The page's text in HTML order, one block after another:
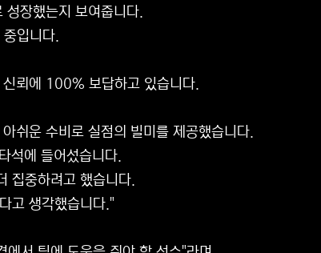
성장했는지 보여줍니다.
입니다.
뢰에 100% 보답하고 있습니다.
쉬운 수비로 실점의 빌미를 제공했습니다.
석에 들어섰습니다.
집중하려고 했습니다.
고 생각했습니다."